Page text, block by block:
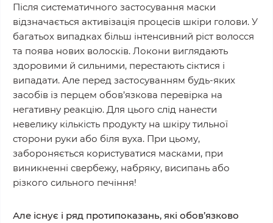
Після систематичного застосування маски
відзначається активізація процесів шкіри голови. У
багатьох випадках більш інтенсивний ріст волосся
та поява нових волосків. Локони виглядають
здоровими й сильними, перестають сіктися і
випадати. Але перед застосуванням будь-яких
засобів із перцем обов’язкова перевірка на
негативну реакцію. Для цього слід нанести
невелику кількість продукту на шкіру тильної
сторони руки або біля вуха. При цьому,
забороняється користуватися масками, при
виникненні свербежу, набряку, висипань або
різкого сильного печіння!
Але існує і ряд протипоказань, які обов’язково